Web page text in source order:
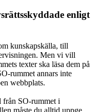
enligt
kunskapskälla, till
Men vi vill
texter ska läsa dem på
rummet annars inte
webbplats.
från SO-rummet i
måste du alltid uppge